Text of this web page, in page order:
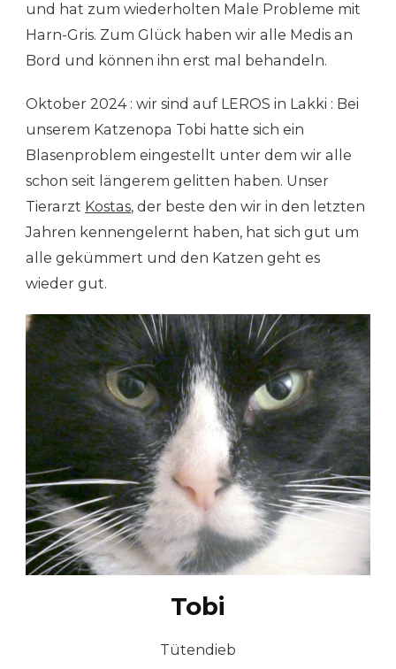
und hat zum wiederholten Male Probleme mit
Harn-Gris. Zum Glück haben wir alle Medis an
Bord und können ihn erst mal behandeln.
Oktober 2024 : wir sind auf LEROS in Lakki : Bei
unserem Katzenopa Tobi hatte sich ein
Blasenproblem eingestellt unter dem wir alle
schon seit längerem gelitten haben. Unser
Tierarzt Kostas, der beste den wir in den letzten
Jahren kennengelernt haben, hat sich gut um
alle gekümmert und den Katzen geht es
wieder gut.
Tobi
Tütendieb